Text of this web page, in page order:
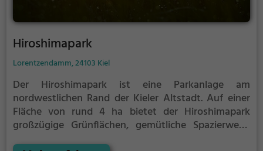
Hiroshimapark
Lorentzendamm, 24103 Kiel
Der Hiroshimapark ist eine Parkanlage am
nordwestlichen Rand der Kieler Altstadt. Auf einer
Fläche von rund 4 ha bietet der Hiroshimapark
großzügige Grünflächen, gemütliche Spazierwege